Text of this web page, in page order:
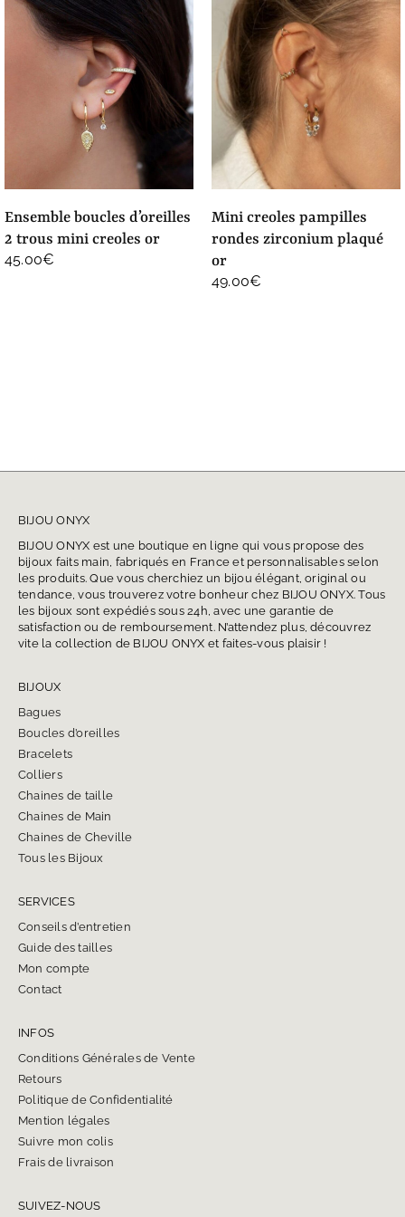
ensemble boucles d’oreilles
2 trous mini creoles or
45.00€
mini creoles pampilles
rondes zirconium plaqué
or
49.00€
BIJOU ONYX
BIJOU ONYX est une boutique en ligne qui vous propose des
bijoux faits main, fabriqués en France et personnalisables selon
les produits. Que vous cherchiez un bijou élégant, original ou
tendance, vous trouverez votre bonheur chez BIJOU ONYX. Tous
les bijoux sont expédiés sous 24h, avec une garantie de
satisfaction ou de remboursement. N’attendez plus, découvrez
vite la collection de BIJOU ONYX et faites-vous plaisir !
BIJOUX
Bagues
Boucles d’oreilles
Bracelets
Colliers
Chaines de taille
Chaines de Main
Chaines de Cheville
Tous les Bijoux
SERVICES
Conseils d’entretien
Guide des tailles
Mon compte
Contact
INFOS
Conditions Générales de Vente
Retours
Politique de Confidentialité
Mention légales
Suivre mon colis
Frais de livraison
SUIVEZ-NOUS